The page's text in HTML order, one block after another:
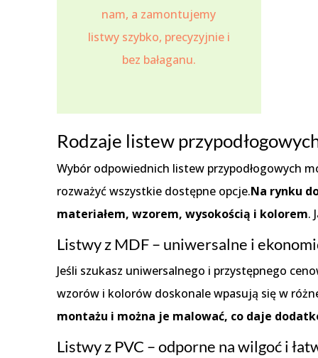
nam, a zamontujemy
listwy szybko, precyzyjnie i
bez bałaganu.
Rodzaje listew
Wybór odpowiednich listew przypodłogowych
rozważyć wszystkie dostępne opcje.Na rynku
materiałem, wzorem, wysokością i kolorem.
Listwy z MDF – uniwersalne i
Jeśli szukasz uniwersalnego i przystępnego
wzorów i kolorów doskonale wpasują się w
montażu i można je malować, co daje
Listwy z PVC – odporne na wilgoć i